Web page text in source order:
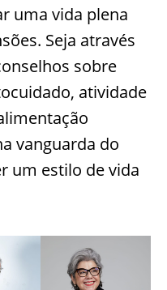
uma vida plena
Seja através
sobre
atividade
vanguarda do
um estilo de vida